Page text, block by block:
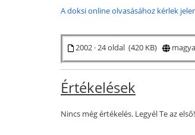
A doksi online olvasásához kérlek
2002 · 24 oldal (420 KB)
Értékelések
Nincs még értékelés. Legyél Te az első!